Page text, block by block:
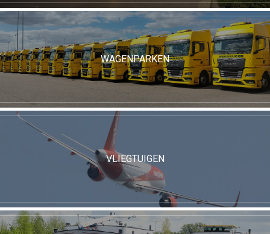
WAGENPARKEN
VLIEGTUIGEN